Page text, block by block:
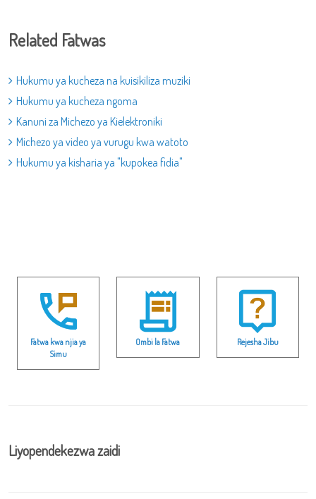
Related Fatwas
Hukumu ya kucheza na kuisikiliza muziki
Hukumu ya kucheza ngoma
Kanuni za Michezo ya Kielektroniki
Michezo ya video ya vurugu kwa watoto
Hukumu ya kisharia ya "kupokea fidia"
Fatwa kwa njia ya
Simu
Ombi la Fatwa Rejesha Jibu
Liyopendekezwa zaidi